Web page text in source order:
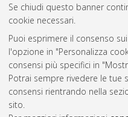
Se chiudi questo banner
cookie necessari.
Puoi esprimere il consenso
l'opzione in "Personalizza
consensi più specifici in
Potrai sempre rivedere le tue
consensi rientrando nella
sito.
Rss 1.0
Rss 2.0
AMS Laurea